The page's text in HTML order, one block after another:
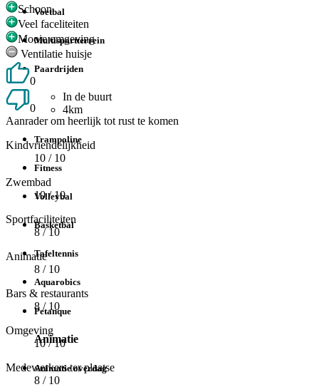
Voetbal
Multisportterrein
Paardrijden
In de buurt
4km
Trampoline
Fitness
Volleybal
Basketbal
Tafeltennis
Aquarobics
Petanque
Animatie
Animatie overdag
Schoon
Veel faceliteiten
Mooie omgeving
Ventilatie huisje
0
0
Aanrader om heerlijk tot rust te komen
Kindvriendelijkheid
10 / 10
Zwembad
10/ 10
Sportfaciliteiten
8/ 10
Animatie
8 / 10
Bars & restaurants
8 / 10
Omgeving
10/ 10
Medewerkers ter plaatse
8 / 10